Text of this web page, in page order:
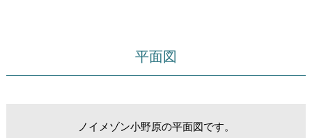
平面図
ノイメゾン小野原の平面図です。